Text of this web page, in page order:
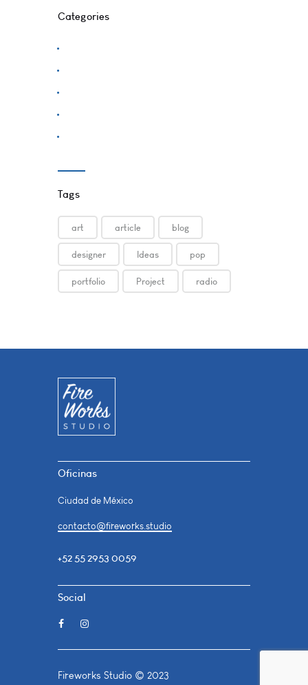
Categories
Tags
art article blog
designer Ideas pop
portfolio Project radio
Oficinas
Ciudad de México
contacto@fireworks.studio
+52 55 2953 0059
Social
Fireworks Studio © 2023